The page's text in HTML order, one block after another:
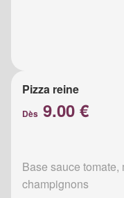
Pizza reine
Dès 9.00 €
Base sauce
champignons